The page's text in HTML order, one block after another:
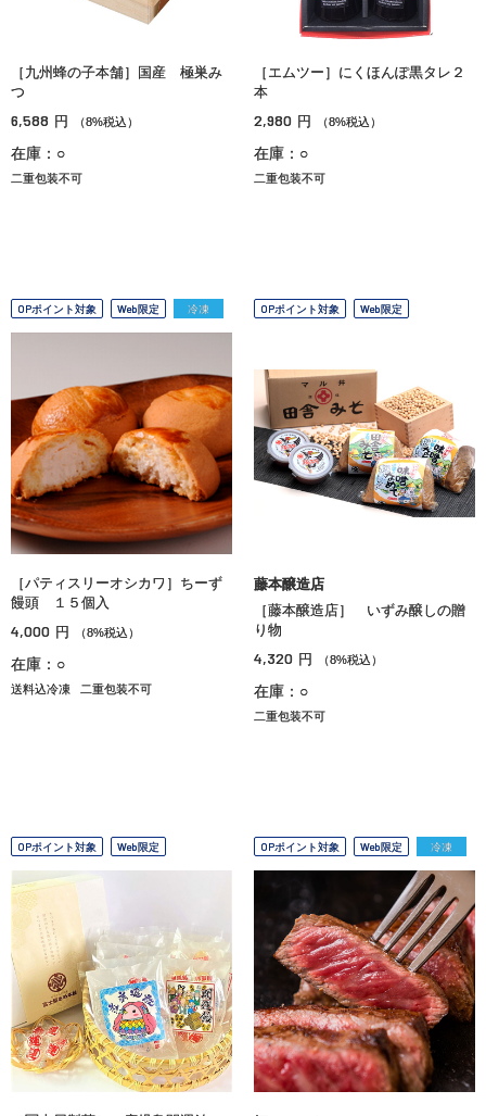
［九州蜂の子本舗］国産 極巣み
つ
6,588 円 （8%税込）
在庫：○
二重包装不可
［エムツー］にくほんぽ黒タレ２
本
2,980 円 （8%税込）
在庫：○
二重包装不可
OPポイント対象 Web限定 冷凍
［パティスリーオシカワ］ちーず
饅頭 １５個入
4,000 円 （8%税込）
在庫：○
送料込冷凍 二重包装不可
OPポイント対象 Web限定
藤本醸造店
［藤本醸造店］ いずみ醸しの贈
り物
4,320 円 （8%税込）
在庫：○
二重包装不可
OPポイント対象 Web限定 OPポイント対象 Web限定 冷凍